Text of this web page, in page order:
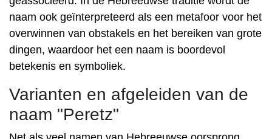
naam ook geïnterpreteerd als een metafoor voor het
overwinnen van obstakels en het bereiken van grote
dingen, waardoor het een naam is boordevol
betekenis en symboliek.
Varianten en afgeleiden van de
naam "Peretz"